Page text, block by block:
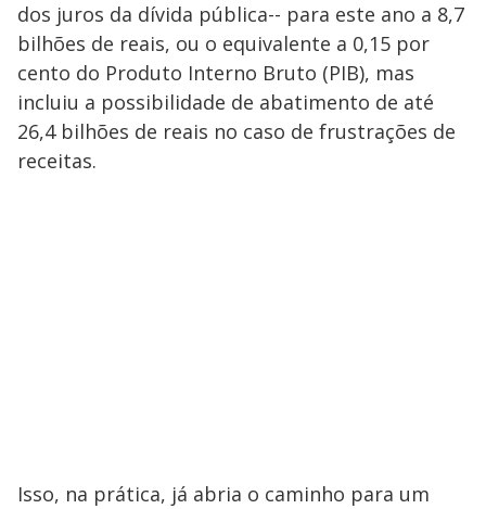
dos juros da dívida pública-- para este ano a 8,7
bilhões de reais, ou o equivalente a 0,15 por
cento do Produto Interno Bruto (PIB), mas
incluiu a possibilidade de abatimento de até
26,4 bilhões de reais no caso de frustrações de
receitas.
Isso, na prática, já abria o caminho para um